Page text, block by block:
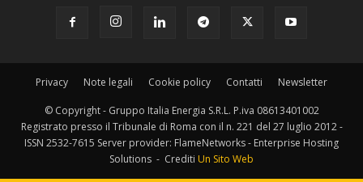
Privacy Note legali Cookie policy Contatti Newsletter
© Copyright - Gruppo Italia Energia S.R.L. P.iva 08613401002
Registrato presso il Tribunale di Roma con il n. 221 del 27 luglio 2012 -
ISSN 2532-7615 Server provider: FlameNetworks - Enterprise Hosting
Solutions - Crediti Un Sito Web